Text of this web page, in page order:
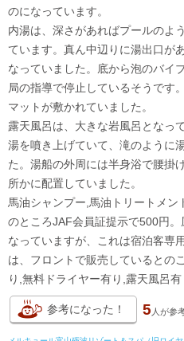
のになっています。
内湯は、深さがあればプールのよ
ています。真ん中辺りに湯出口が
なっていました。底から泡のバイ
局の指導で停止しているそうです
マットが敷かれていました。
露天風呂は、大きな岩風呂となっ
湯を噴き上げていて、滝のように
た。湯船の外周には半身浴で腰掛
所かに配置していました。
馬油シャンプー,馬油トリートメ
のところJAF会員証提示で500円
なっていますが、これは宿泊客専
は、フロントで販売しているとの
り,無料ドライヤー有り,露天風呂有
参考になった！ 5 人が参